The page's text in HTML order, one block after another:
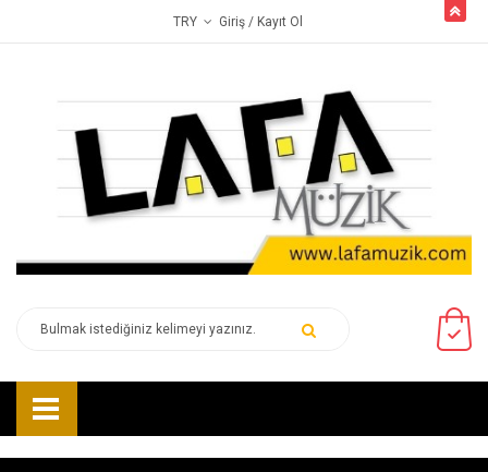
TRY Giriş / Kayıt Ol